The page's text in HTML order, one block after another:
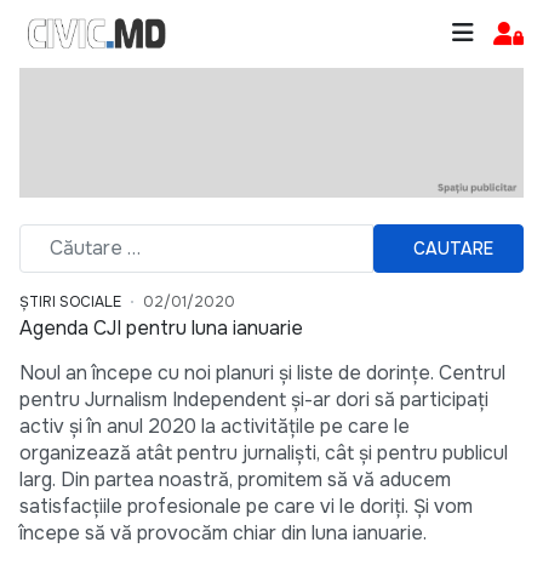
CAUTARE
ȘTIRI SOCIALE 02/01/2020
Agenda CJI pentru luna ianuarie
Noul an începe cu noi planuri și liste de dorințe. Centrul
pentru Jurnalism Independent și-ar dori să participați
activ și în anul 2020 la activitățile pe care le
organizează atât pentru jurnaliști, cât și pentru publicul
larg. Din partea noastră, promitem să vă aducem
satisfacțiile profesionale pe care vi le doriți. Și vom
începe să vă provocăm chiar din luna ianuarie.